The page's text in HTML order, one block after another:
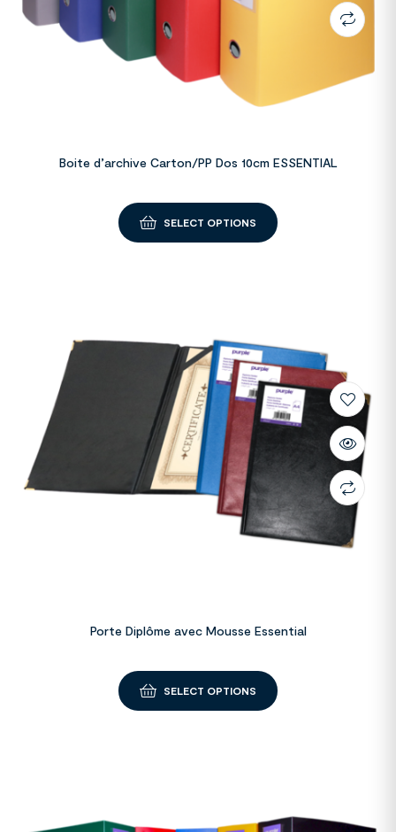
Boite d’archive Carton/PP Dos 10cm ESSENTIAL
SELECT OPTIONS
Porte Diplôme avec Mousse Essential
SELECT OPTIONS